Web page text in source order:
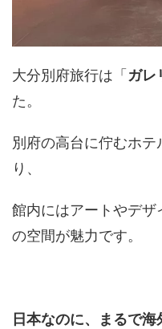
大分別府旅行は「 ガレ
た。
別府の高台に佇むホ
り、
館内にはアートやデザ
の空間が魅力です。
日本なのに、まるで